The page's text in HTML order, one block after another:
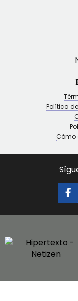
Política
Cómo